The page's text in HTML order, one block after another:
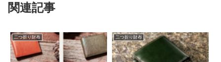
関連記事
二つ折り財布 二つ折り財布